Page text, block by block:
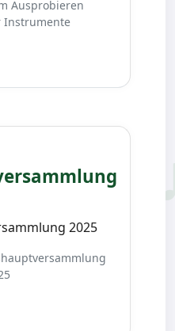
Ausprobieren
Instrumente